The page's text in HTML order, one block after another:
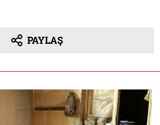
PAYLAŞ